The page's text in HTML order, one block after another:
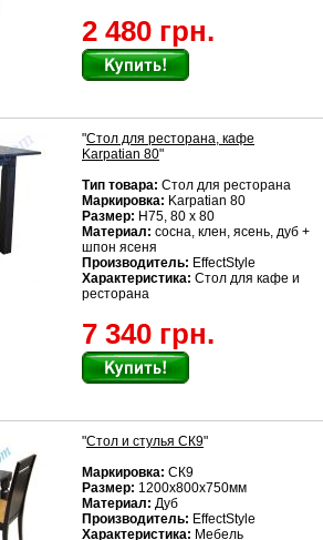
2 480 грн.
"Стол для ресторана, кафе
Karpatian 80"
Тип товара: Стол для ресторана
Маркировка: Karpatian 80
Размер: Н75, 80 х 80
Материал: сосна, клен, ясень, дуб +
шпон ясеня
Производитель: EffectStyle
Характеристика: Стол для кафе и
ресторана
7 340 грн.
"Стол и стулья СК9"
Маркировка: СК9
Размер: 1200х800х750мм
Материал: Дуб
Производитель: EffectStyle
Характеристика: Мебель